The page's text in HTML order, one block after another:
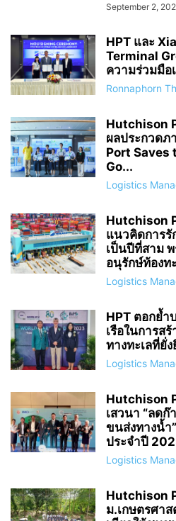
September 2,
HPT และ
Terminal
ความร่วมมือ
Ronnaphorn
Hutchison
ผลประกวดภ
Port Saves
Go...
Logistics
Hutchison
แนวคิดการรั
เป็นปีที่สาม
อนุรักษ์ท้องท
Logistics
HPT ตอกย้
เรือในการส
ทางทะเลที่ยั่
Logistics
Hutchison
เสวนา “ลดก๊
ขนส่งทางน้ำ
ประจำปี
Logistics
Hutchison
ม.เกษตรศา